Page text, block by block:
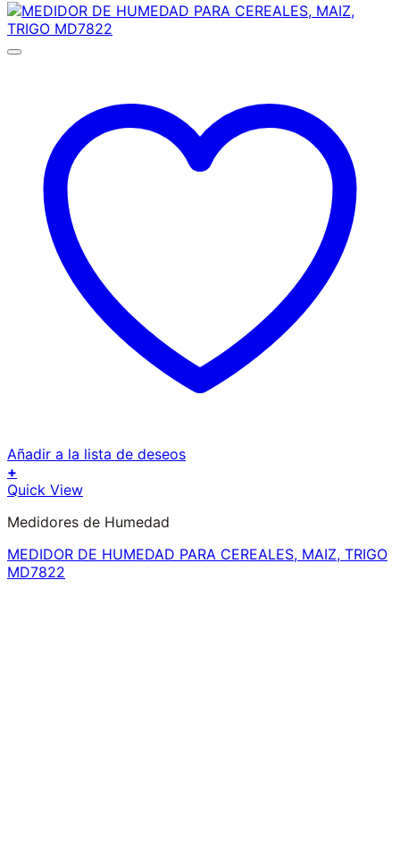
Añadir a la lista de deseos
+
Quick View
Medidores de Humedad
MEDIDOR DE HUMEDAD PARA CEREALES, MAIZ, TRIGO
MD7822